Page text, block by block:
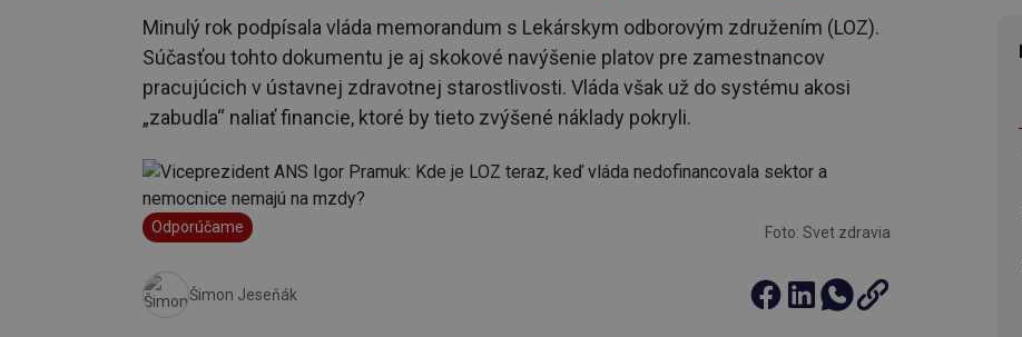
Minulý rok podpísala vláda memorandum s Lekárskym odborovým združením (LOZ).
Súčasťou tohto dokumentu je aj skokové navýšenie platov pre zamestnancov
pracujúcich v ústavnej zdravotnej starostlivosti. Vláda však už do systému akosi
„zabudla“ naliať financie, ktoré by tieto zvýšené náklady pokryli.
Odporúčame Foto: Svet zdravia
Šimon Jeseňák